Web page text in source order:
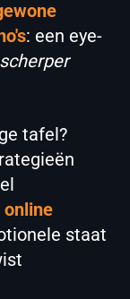
: een eye-
tafel?
online
staat